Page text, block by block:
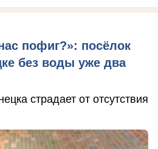
пофиг?»: посёлок
без воды уже два
страдает от отсутствия